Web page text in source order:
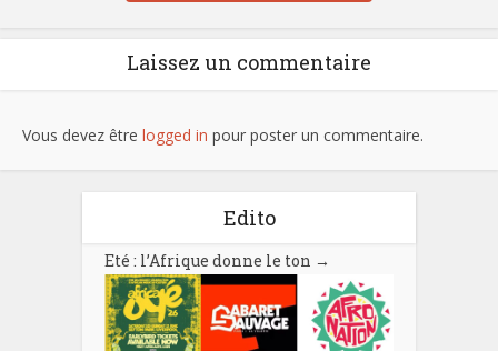
Laissez un commentaire
Vous devez être logged in pour poster un commentaire.
Edito
Eté : l’Afrique donne le ton →